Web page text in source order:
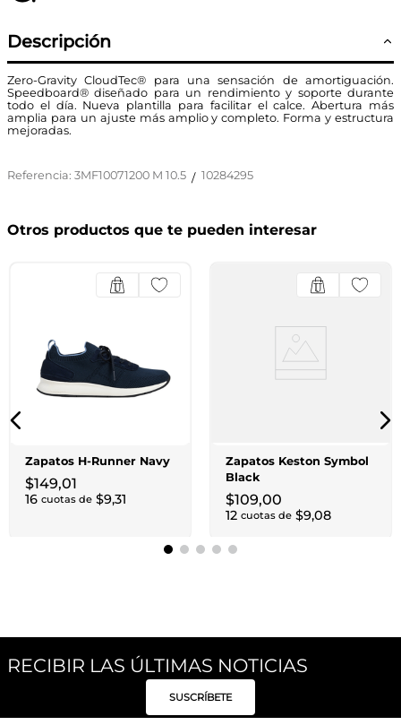
Descripción
Zero-Gravity CloudTec® para una sensación de amortiguación.
Speedboard® diseñado para un rendimiento y soporte durante
todo el día. Nueva plantilla para facilitar el calce. Abertura más
amplia para un ajuste más amplio y completo. Forma y estructura
mejoradas.
Referencia: 3MF10071200 M 10.5 / 10284295
Otros productos que te pueden interesar
Zapatos H-Runner Navy
$149,01
16 cuotas de $9,31
Zapatos Keston Symbol
Black
$109,00
12 cuotas de $9,08
RECIBIR LAS ÚLTIMAS NOTICIAS
SUSCRÍBETE